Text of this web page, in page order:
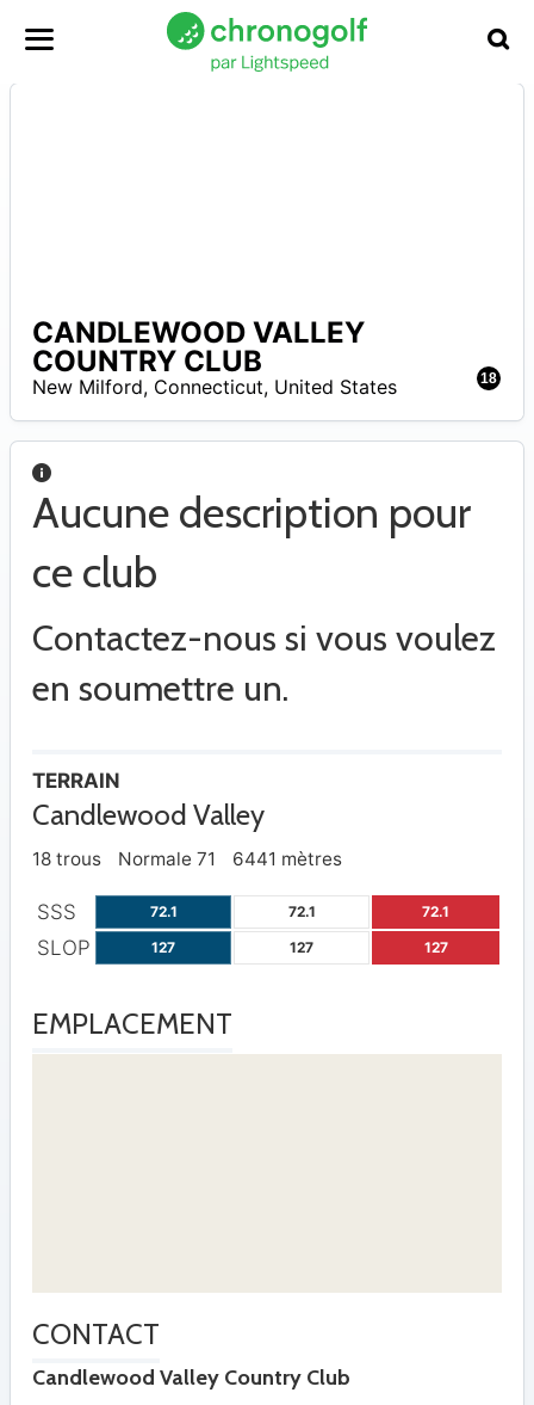
18
CANDLEWOOD VALLEY
COUNTRY CLUB
New Milford, Connecticut, United States
Aucune description pour
ce club
Contactez-nous si vous voulez
en soumettre un.
TERRAIN
Candlewood Valley
18 trous Normale 71 6441 mètres
SSS 72.1 72.1 72.1
SLOP 127 127 127
EMPLACEMENT
CONTACT
Candlewood Valley Country Club